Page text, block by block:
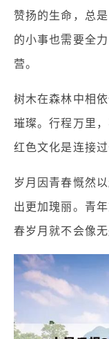
赞扬的生命，总
的小事也需要全
营。
树木在森林中相
璀璨。行程万里
红色文化是连接
岁月因青春慨然
出更加瑰丽。青
春岁月就不会像